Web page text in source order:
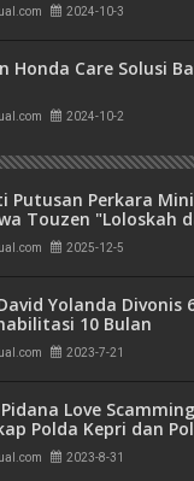
2024-10-3
Honda Care Solusi
2024-10-2
Putusan Perkara
Touzen "Loloskah
Hidup atau Mati"
2025-12-5
Yolanda Divonis
10 Bulan
2023-7-21
Love
Polda Kepri dan
2023-8-31